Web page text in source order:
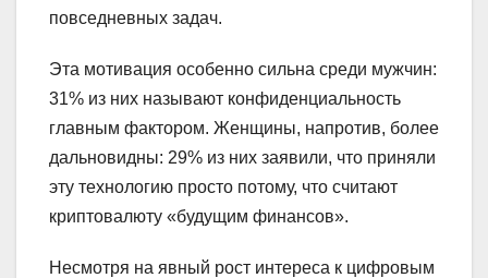
повседневных задач.
Эта мотивация особенно сильна среди мужчин:
31% из них называют конфиденциальность
главным фактором. Женщины, напротив, более
дальновидны: 29% из них заявили, что приняли
эту технологию просто потому, что считают
криптовалюту «будущим финансов».
Несмотря на явный рост интереса к цифровым